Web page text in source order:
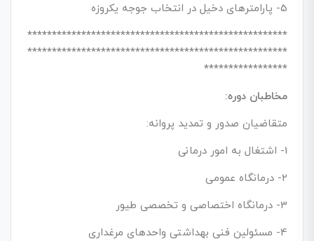
5- پارامترهای دخیل در انتخاب جوجه یکروزه
*****************************************************
*****************************************************
*****************
مخاطبان دوره:
متقاضیان صدور و تمدید پروانه:
1- اشتغال به امور درمانی
2- درمانگاه عمومی
3- درمانگاه اختصاصی و تخصصی طیور
4- مسئولین فنی بهداشتی واحدهای مرغداری